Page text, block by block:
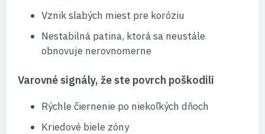
Vznik slabých miest pre koróziu
Nestabilná patina, ktorá sa neustále
obnovuje nerovnomerne
Varovné signály, že ste povrch poškodili
Rýchle čiernenie po niekoľkých dňoch
Kriedové biele zóny